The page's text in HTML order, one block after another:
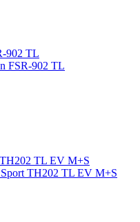
FSR-902 TL
TH202 TL EV M+S